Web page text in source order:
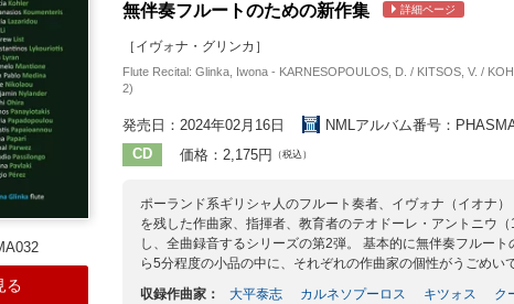
る
無伴奏フルートのための新作集 詳細ページ
［イヴォナ・グリンカ］
Flute Recital: Glinka, Iwona - KARNESOPOULOS, D. / KITSOS, V. /
2)
発売日：2024年02月16日
NMLアルバム番号：
CD
価格：2,175円 （税込）
ポーランド系ギリシャ人のフルート奏者、イヴォナ（イオナ
を残した作曲家、指揮者、教育者のテオドーレ・アントニウ
し、全曲録音するシリーズの第2弾。 基本的に無伴奏フルー
ら5分程度の小品の中に、それぞれの作曲家の個性がうごめい
収録作曲家：
大平泰志 カルネソプーロス キツォス ク